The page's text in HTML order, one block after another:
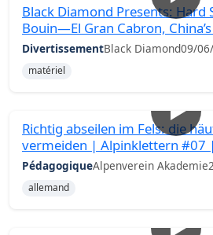
Black Diamond Presents: Hard
Bouin—El Gran Cabron,
DivertissementBlack Diamond09/
matériel
Richtig abseilen im Fels: die
vermeiden | Alpinklettern #07
PédagogiqueAlpenverein Akademie
allemand